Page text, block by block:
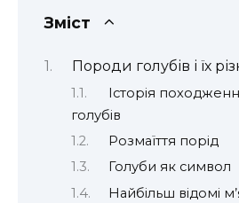
Зміст
Породи голубів і їх
Історія
голубів
Розмаїття порід
Голуби як символ
Найбільш відомі